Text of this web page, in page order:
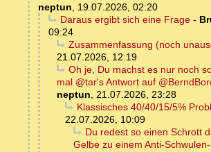
neptun, 19.07.2026, 02:20
Daraus ergibt sich eine Frage-
09:24
Zusammenfassung (noch
21.07.2026, 12:19
Oh je, Du machst es nur noch
mal @tar's Antwort auf
neptun, 21.07.2026, 23:28
Klassisches 40/40/15/5%
22.07.2026, 10:09
Du redest so einen Schrott
Gelbe zu einem Anti-